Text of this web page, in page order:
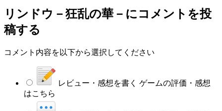
リンドウ－狂乱の華－ にコメントを投
稿する
コメント内容を以下から選択してください
レビュー・感想を書く ゲームの評価・感想
はこちら